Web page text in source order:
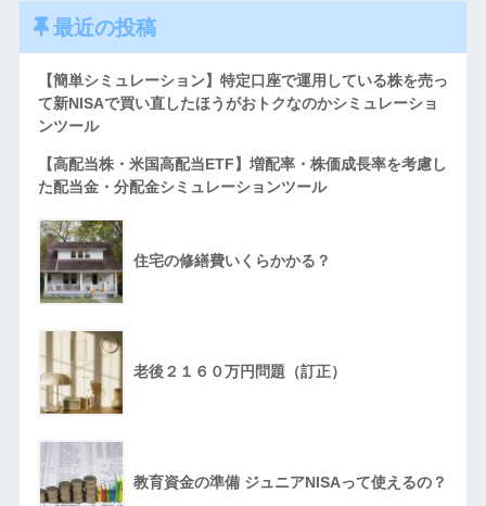
最近の投稿
【簡単シミュレーション】特定口座で運用している株を売っ
て新NISAで買い直したほうがおトクなのかシミュレーショ
ンツール
【高配当株・米国高配当ETF】増配率・株価成長率を考慮し
た配当金・分配金シミュレーションツール
住宅の修繕費いくらかかる？
老後２１６０万円問題（訂正）
教育資金の準備 ジュニアNISAって使えるの？